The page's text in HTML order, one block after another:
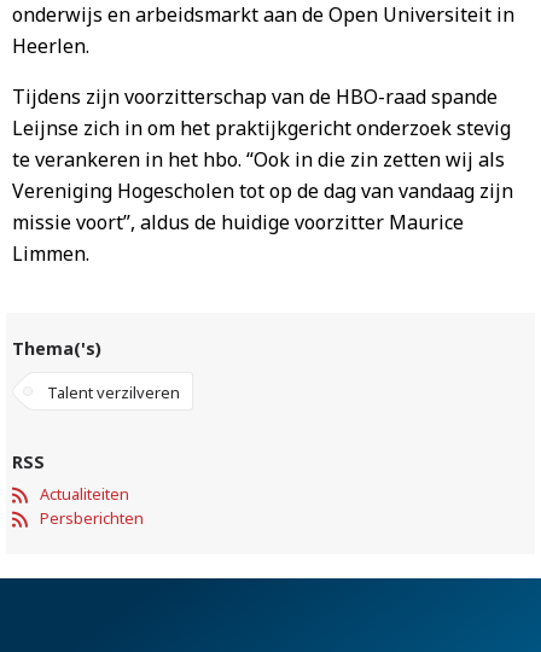
onderwijs en arbeidsmarkt aan de Open Universiteit in
Heerlen.
Tijdens zijn voorzitterschap van de HBO-raad spande
Leijnse zich in om het praktijkgericht onderzoek stevig
te verankeren in het hbo. “Ook in die zin zetten wij als
Vereniging Hogescholen tot op de dag van vandaag zijn
missie voort”, aldus de huidige voorzitter Maurice
Limmen.
Thema('s)
Talent verzilveren
RSS
Actualiteiten
Persberichten